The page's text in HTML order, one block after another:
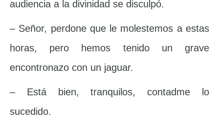
audiencia a la divinidad se disculpó.
– Señor, perdone que le molestemos a estas
horas, pero hemos tenido un grave
encontronazo con un jaguar.
– Está bien, tranquilos, contadme lo
sucedido.